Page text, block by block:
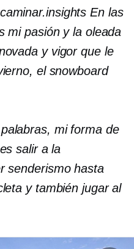
insights En las
mi pasión y la oleada
y vigor que le
el snowboard
mi forma de
salir a la
senderismo hasta
y también jugar al